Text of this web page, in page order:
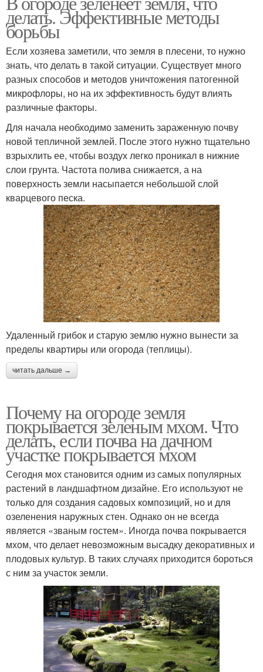
делать. Эффективные методы
борьбы
Если хозяева заметили, что земля в плесени, то нужно
знать, что делать в такой ситуации. Существует много
разных способов и методов уничтожения патогенной
микрофлоры, но на их эффективность будут влиять
различные факторы.
Для начала необходимо заменить зараженную почву
новой тепличной землей. После этого нужно тщательно
взрыхлить ее, чтобы воздух легко проникал в нижние
слои грунта. Частота полива снижается, а на
поверхность земли насыпается небольшой слой
кварцевого песка.
Удаленный грибок и старую землю нужно вынести за
пределы квартиры или огорода (теплицы).
читать дальше →
Почему на огороде земля
покрывается зеленым мхом. Что
делать, если почва на дачном
участке покрывается мхом
Сегодня мох становится одним из самых популярных
растений в ландшафтном дизайне. Его используют не
только для создания садовых композиций, но и для
озеленения наружных стен. Однако он не всегда
является «званым гостем». Иногда почва покрывается
мхом, что делает невозможным высадку декоративных и
плодовых культур. В таких случаях приходится бороться
с ним за участок земли.